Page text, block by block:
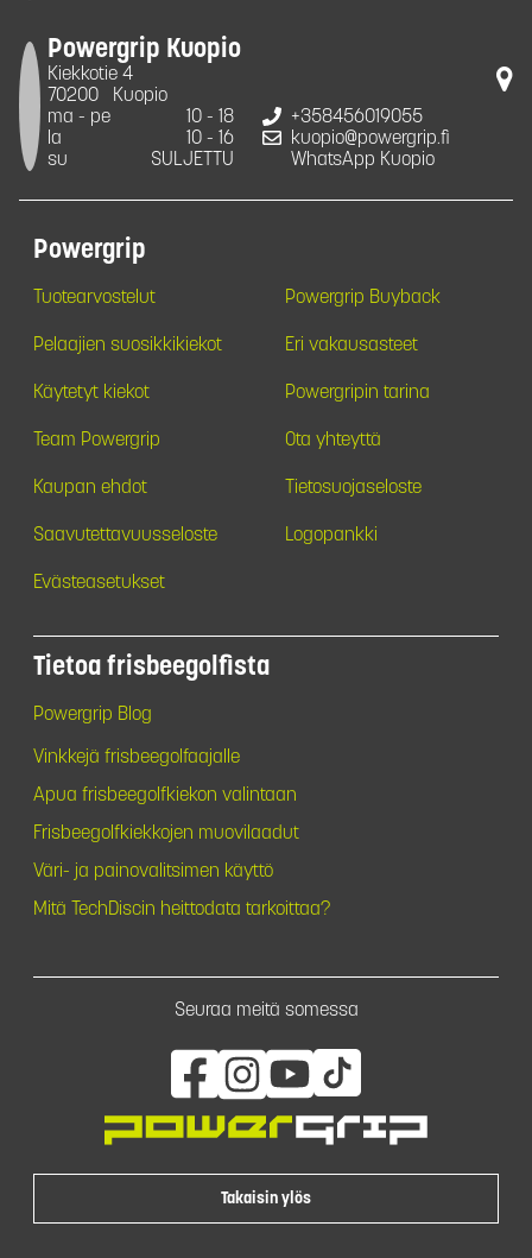
Powergrip Kuopio
Kiekkotie 4
70200
Kuopio
ma - pe
10 - 18
la
10 - 16
su
SULJETTU
+358456019055
kuopio@powergrip.fi
WhatsApp Kuopio
Powergrip
Tuotearvostelut Powergrip Buyback
Pelaajien suosikkikiekot Eri vakausasteet
Käytetyt kiekot Powergripin tarina
Team Powergrip Ota yhteyttä
Kaupan ehdot Tietosuojaseloste
Saavutettavuusseloste Logopankki
Evästeasetukset
Tietoa frisbeegolfista
Powergrip Blog
Vinkkejä frisbeegolfaajalle
Apua frisbeegolfkiekon valintaan
Frisbeegolfkiekkojen muovilaadut
Väri- ja painovalitsimen käyttö
Mitä TechDiscin heittodata tarkoittaa?
Seuraa meitä somessa
Takaisin ylös